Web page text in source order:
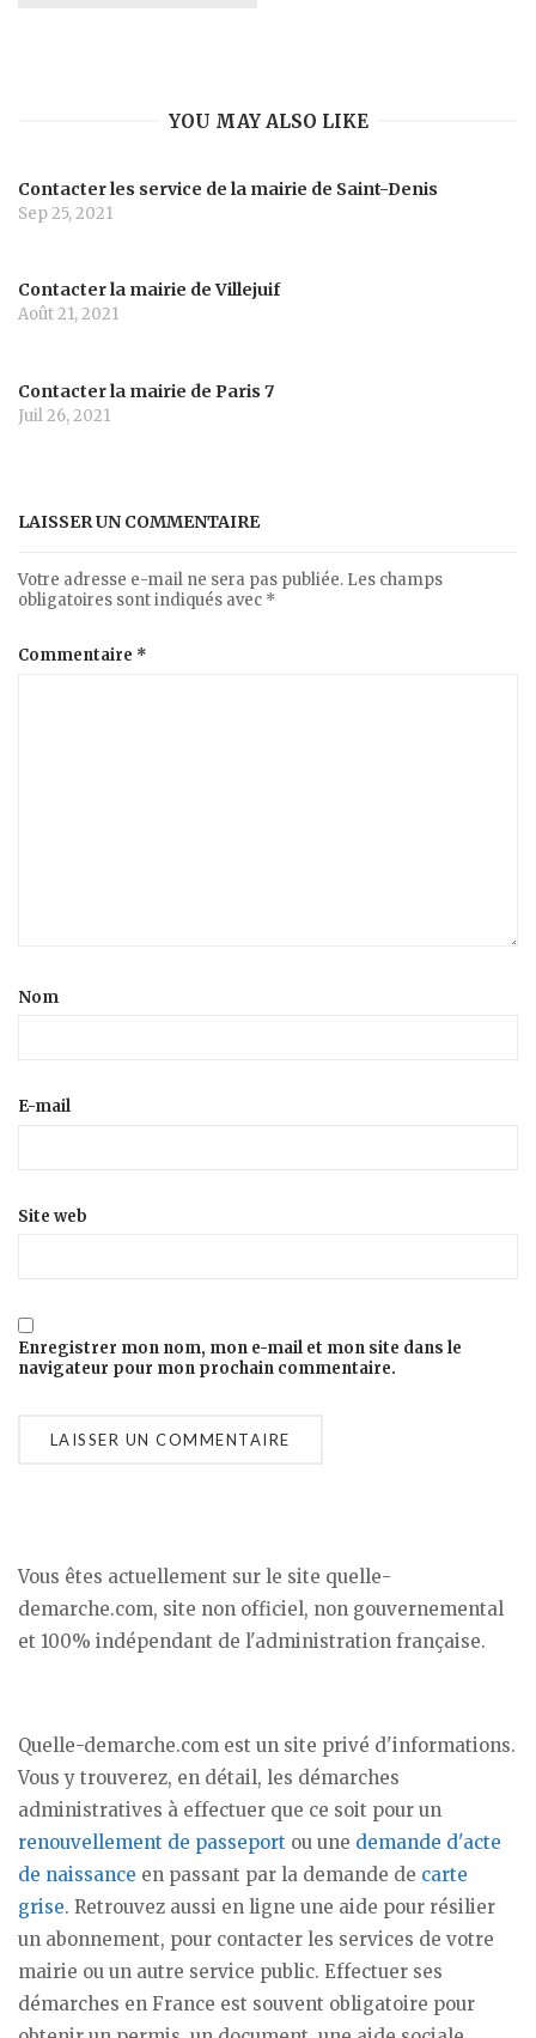
YOU MAY ALSO LIKE
Contacter les service de la mairie de Saint-Denis
Sep 25, 2021
Contacter la mairie de Villejuif
Août 21, 2021
Contacter la mairie de Paris 7
Juil 26, 2021
LAISSER UN COMMENTAIRE
Votre adresse e-mail ne sera pas publiée. Les champs
obligatoires sont indiqués avec *
Commentaire *
Nom
E-mail
Site web
Enregistrer mon nom, mon e-mail et mon site dans le
navigateur pour mon prochain commentaire.
Vous êtes actuellement sur le site quelle-
demarche.com, site non officiel, non gouvernemental
et 100% indépendant de l'administration française.
Quelle-demarche.com est un site privé d'informations.
Vous y trouverez, en détail, les démarches
administratives à effectuer que ce soit pour un
renouvellement de passeport ou une demande d'acte
de naissance en passant par la demande de carte
grise. Retrouvez aussi en ligne une aide pour résilier
un abonnement, pour contacter les services de votre
mairie ou un autre service public. Effectuer ses
démarches en France est souvent obligatoire pour